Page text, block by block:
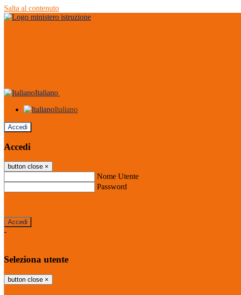
Salta al contenuto
Italiano
Italiano
Accedi
Accedi
button close ×
Nome Utente
Password
-
Seleziona utente
button close ×